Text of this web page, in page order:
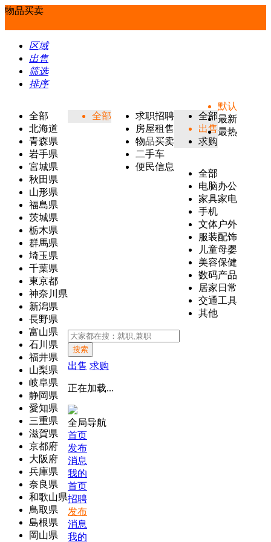
物品买卖
区域
出售
筛选
排序
全部
北海道
青森県
岩手県
宮城県
秋田県
山形県
福島県
茨城県
栃木県
群馬県
埼玉県
千葉県
東京都
神奈川県
新潟県
長野県
富山県
石川県
福井県
山梨県
岐阜県
静岡県
愛知県
三重県
滋賀県
京都府
大阪府
兵庫県
奈良県
和歌山県
鳥取県
島根県
岡山県
全部
求职招聘
房屋租售
物品买卖
二手车
便民信息
全部
出售
求购
全部
电脑办公
家具家电
手机
文体户外
服装配饰
儿童母婴
美容保健
数码产品
居家日常
交通工具
其他
默认
最新
最热
搜索
出售 求购
正在加载...
全局导航
首页
发布
消息
我的
首页
招聘
发布
消息
我的